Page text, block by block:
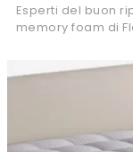
Esperti del buon
memory foam di